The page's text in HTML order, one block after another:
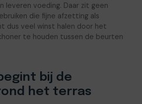
leveren voeding. Daar zit geen
die fijne afzetting als
dus veel winst halen door het
te houden tussen de beurten
bij de
het terras